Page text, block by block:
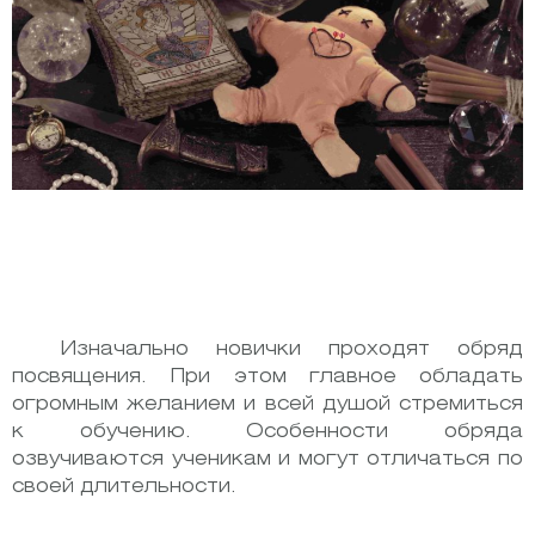
Изначально новички проходят обряд
посвящения. При этом главное обладать
огромным желанием и всей душой стремиться
к обучению. Особенности обряда
озвучиваются ученикам и могут отличаться по
своей длительности.